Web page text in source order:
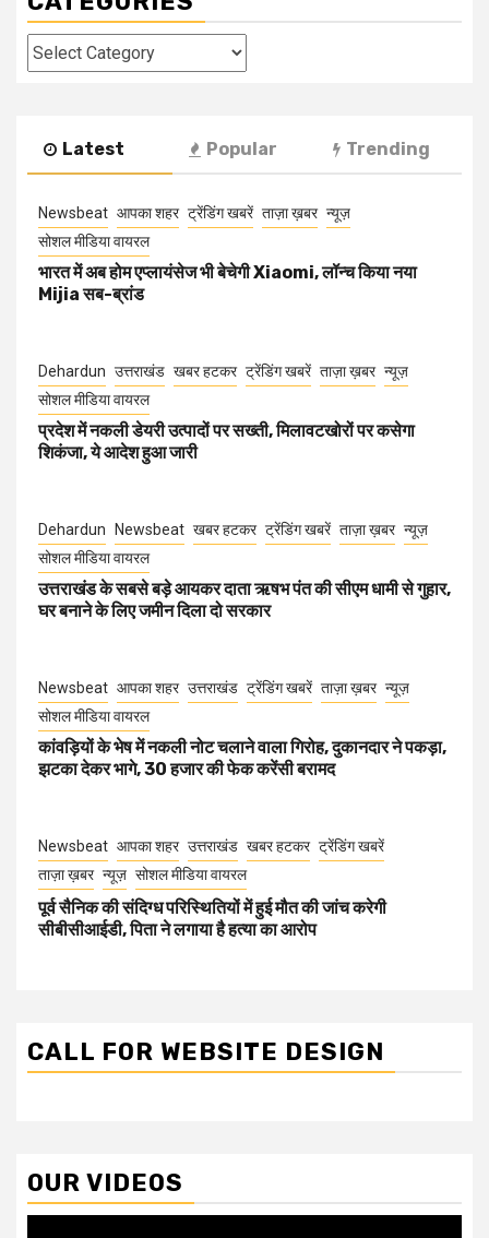
Categories
Latest Popular Trending
Newsbeat आपका शहर ट्रेंडिंग खबरें ताज़ा ख़बर न्यूज़
सोशल मीडिया वायरल
भारत में अब होम एप्लायंसेज भी बेचेगी Xiaomi, लॉन्च किया नया
Mijia सब-ब्रांड
Dehardun उत्तराखंड खबर हटकर ट्रेंडिंग खबरें ताज़ा ख़बर न्यूज़
सोशल मीडिया वायरल
प्रदेश में नकली डेयरी उत्पादों पर सख्ती, मिलावटखोरों पर कसेगा
शिकंजा, ये आदेश हुआ जारी
Dehardun Newsbeat खबर हटकर ट्रेंडिंग खबरें ताज़ा ख़बर न्यूज़
सोशल मीडिया वायरल
उत्तराखंड के सबसे बड़े आयकर दाता ऋषभ पंत की सीएम धामी से गुहार,
घर बनाने के लिए जमीन दिला दो सरकार
Newsbeat आपका शहर उत्तराखंड ट्रेंडिंग खबरें ताज़ा ख़बर न्यूज़
सोशल मीडिया वायरल
कांवड़ियों के भेष में नकली नोट चलाने वाला गिरोह, दुकानदार ने पकड़ा,
झटका देकर भागे, 30 हजार की फेक करेंसी बरामद
Newsbeat आपका शहर उत्तराखंड खबर हटकर ट्रेंडिंग खबरें
ताज़ा ख़बर न्यूज़ सोशल मीडिया वायरल
पूर्व सैनिक की संदिग्ध परिस्थितियों में हुई मौत की जांच करेगी
सीबीसीआईडी, पिता ने लगाया है हत्या का आरोप
CALL FOR WEBSITE DESIGN
OUR VIDEOS